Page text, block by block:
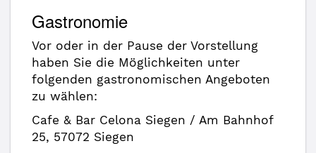
Gastronomie
Vor oder in der Pause der Vorstellung
haben Sie die Möglichkeiten unter
folgenden gastronomischen Angeboten
zu wählen:
Cafe & Bar Celona Siegen / Am Bahnhof
25, 57072 Siegen